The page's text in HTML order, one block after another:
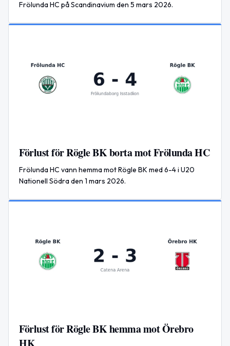
Frölunda HC på Scandinavium den 5 mars 2026.
Förlust för Rögle BK borta mot Frölunda HC
Frölunda HC vann hemma mot Rögle BK med 6-4 i U20
Nationell Södra den 1 mars 2026.
Förlust för Rögle BK hemma mot Örebro